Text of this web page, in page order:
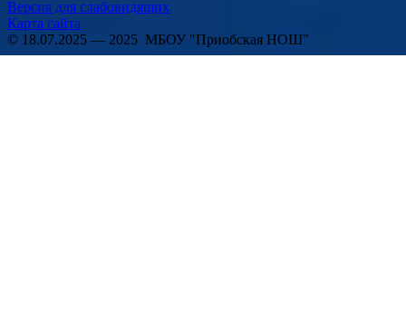
Версия для слабовидящих
Карта сайта
© 18.07.2025 — 2025 МБОУ "Приобская НОШ"